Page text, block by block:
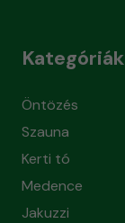
Kategóriák
Öntözés
Szauna
Kerti tó
Medence
Jakuzzi